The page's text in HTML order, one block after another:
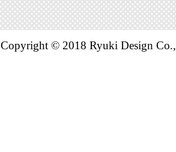
Copyright © 2018 Ryuki Design